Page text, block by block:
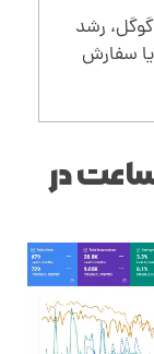
رشد
سفارش
در